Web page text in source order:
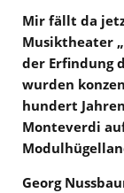
Mir fällt da
Musiktheater
der Erfindung
wurden
hundert
Monteverdi
Georg